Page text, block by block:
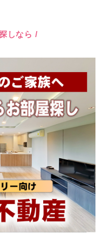
しなら /